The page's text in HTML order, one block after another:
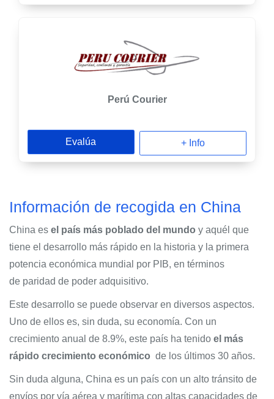
Perú Courier
Evalúa + Info
Información de recogida en China
China es el país más poblado del mundo y aquél que
tiene el desarrollo más rápido en la historia y la primera
potencia económica mundial por PIB, en términos
de paridad de poder adquisitivo.
Este desarrollo se puede observar en diversos aspectos.
Uno de ellos es, sin duda, su economía. Con un
crecimiento anual de 8.9%, este país ha tenido el más
rápido crecimiento económico de los últimos 30 años.
Sin duda alguna, China es un país con un alto tránsito de
envíos por vía aérea y marítima con altas capacidades de